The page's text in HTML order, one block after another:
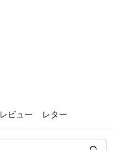
レビュー レター